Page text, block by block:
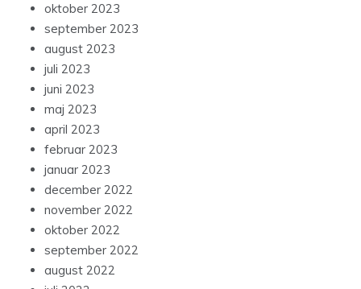
oktober 2023
september 2023
august 2023
juli 2023
juni 2023
maj 2023
april 2023
februar 2023
januar 2023
december 2022
november 2022
oktober 2022
september 2022
august 2022